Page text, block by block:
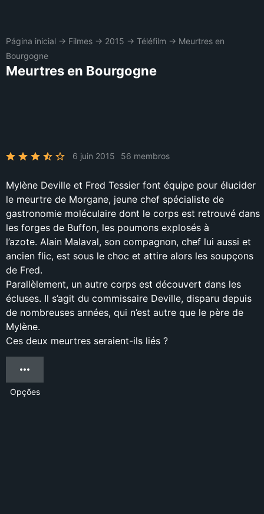
Página inicial → Filmes → 2015 → Téléfilm → Meurtres en
Bourgogne
Meurtres en Bourgogne
6 juin 2015 56 membros
Mylène Deville et Fred Tessier font équipe pour élucider
le meurtre de Morgane, jeune chef spécialiste de
gastronomie moléculaire dont le corps est retrouvé dans
les forges de Buffon, les poumons explosés à
l’azote. Alain Malaval, son compagnon, chef lui aussi et
ancien flic, est sous le choc et attire alors les soupçons
de Fred.
Parallèlement, un autre corps est découvert dans les
écluses. Il s’agit du commissaire Deville, disparu depuis
de nombreuses années, qui n’est autre que le père de
Mylène.
Ces deux meurtres seraient-ils liés ?
Opções